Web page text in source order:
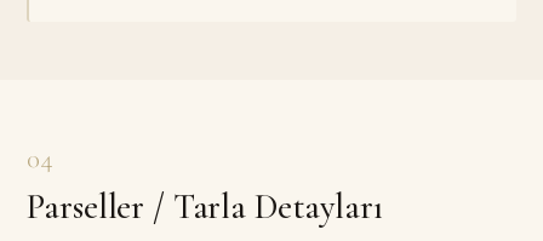
04
Parseller / Tarla Detayları